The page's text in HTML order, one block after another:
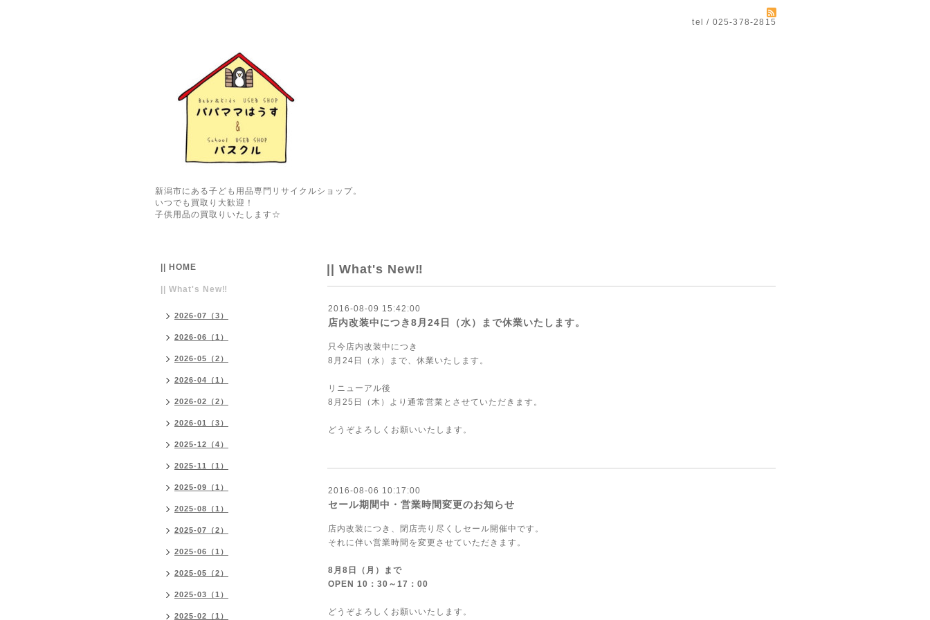
tel / 025-378-2815
新潟市にある子ども用品専門リサイクルショップ。
いつでも買取り大歓迎！
子供用品の買取りいたします☆
|| What's New‼
2016-08-09 15:42:00
店内改装中につき8月24日（水）まで休業いたします。
只今店内改装中につき
8月24日（水）まで、休業いたします。
リニューアル後
8月25日（木）より通常営業とさせていただきます。
どうぞよろしくお願いいたします。
2016-08-06 10:17:00
セール期間中・営業時間変更のお知らせ
店内改装につき、閉店売り尽くしセール開催中です。
それに伴い営業時間を変更させていただきます。
8月8日（月）まで
OPEN 10：30～17：00
どうぞよろしくお願いいたします。
|| HOME
|| What's New‼
2026-07（3）
2026-06（1）
2026-05（2）
2026-04（1）
2026-02（2）
2026-01（3）
2025-12（4）
2025-11（1）
2025-09（1）
2025-08（1）
2025-07（2）
2025-06（1）
2025-05（2）
2025-03（1）
2025-02（1）